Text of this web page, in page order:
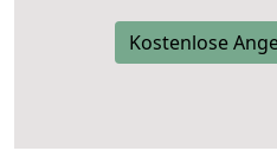
Kostenlose